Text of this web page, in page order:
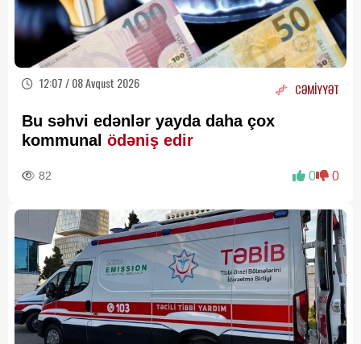
12:07 / 08 Avqust 2026 CƏMİYYƏT
Bu səhvi edənlər yayda daha çox
kommunal ödəniş edir
82 0 0